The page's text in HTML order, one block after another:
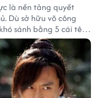
là nền tảng quyết
Dù sở hữu võ công
sánh bằng 5 cái tên
khí.